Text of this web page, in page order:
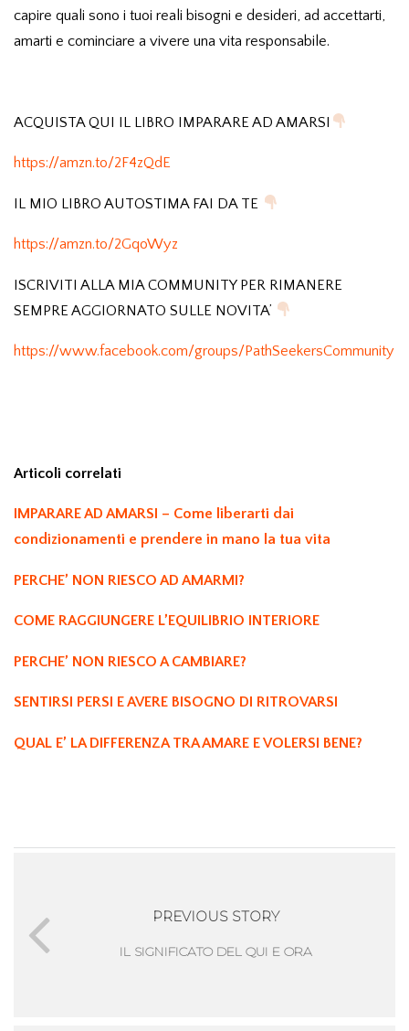
capire quali sono i tuoi reali bisogni e desideri, ad accettarti,
amarti e cominciare a vivere una vita responsabile.
ACQUISTA QUI IL LIBRO IMPARARE AD AMARSI
https://amzn.to/2F4zQdE
IL MIO LIBRO AUTOSTIMA FAI DA TE
https://amzn.to/2GqoWyz
ISCRIVITI ALLA MIA COMMUNITY PER RIMANERE
SEMPRE AGGIORNATO SULLE NOVITA’
https://www.facebook.com/groups/PathSeekersCommunity
Articoli correlati
IMPARARE AD AMARSI – Come liberarti dai
condizionamenti e prendere in mano la tua vita
PERCHE’ NON RIESCO AD AMARMI?
COME RAGGIUNGERE L’EQUILIBRIO INTERIORE
PERCHE’ NON RIESCO A CAMBIARE?
SENTIRSI PERSI E AVERE BISOGNO DI RITROVARSI
QUAL E’ LA DIFFERENZA TRA AMARE E VOLERSI BENE?
PREVIOUS STORY
IL SIGNIFICATO DEL QUI E ORA